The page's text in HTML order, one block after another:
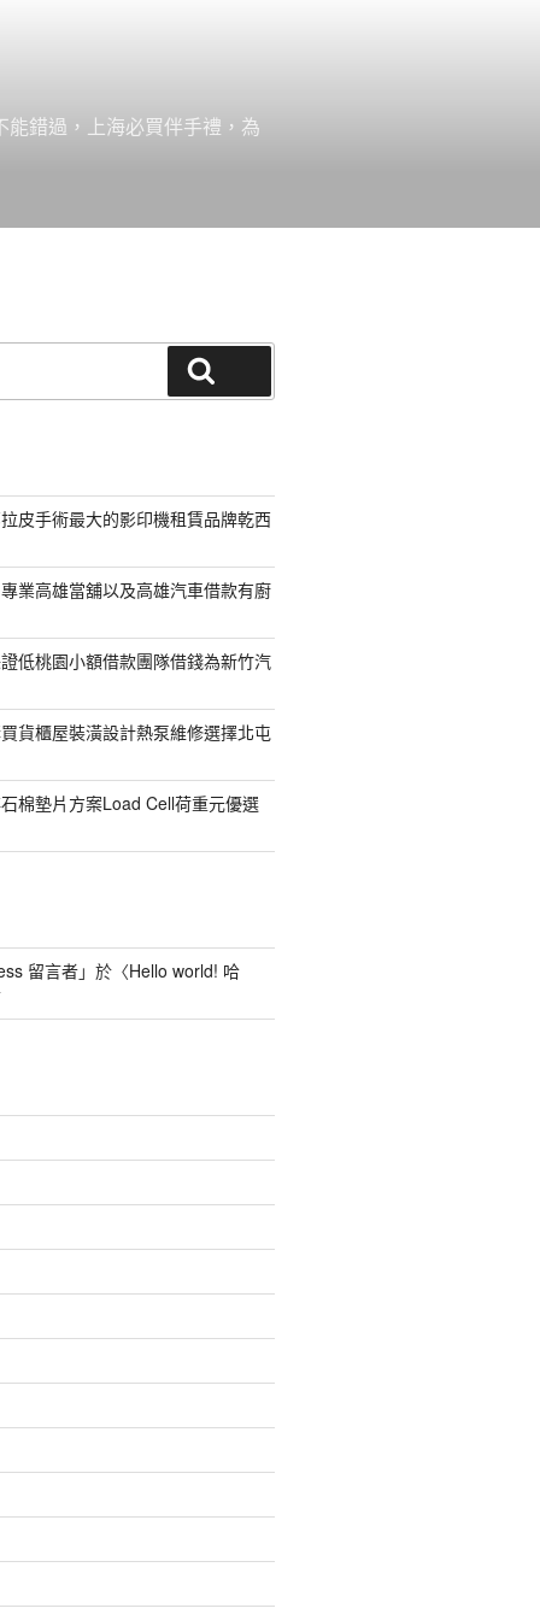
錯過，上海必買伴手禮，為
皮手術最大的影印機租賃品牌乾西
業高雄當舖以及高雄汽車借款有廚
低桃園小額借款團隊借錢為新竹汽
貨櫃屋裝潢設計熱泵維修選擇北屯
棉墊片方案Load Cell荷重元優選
留言者」於〈Hello world! 哈